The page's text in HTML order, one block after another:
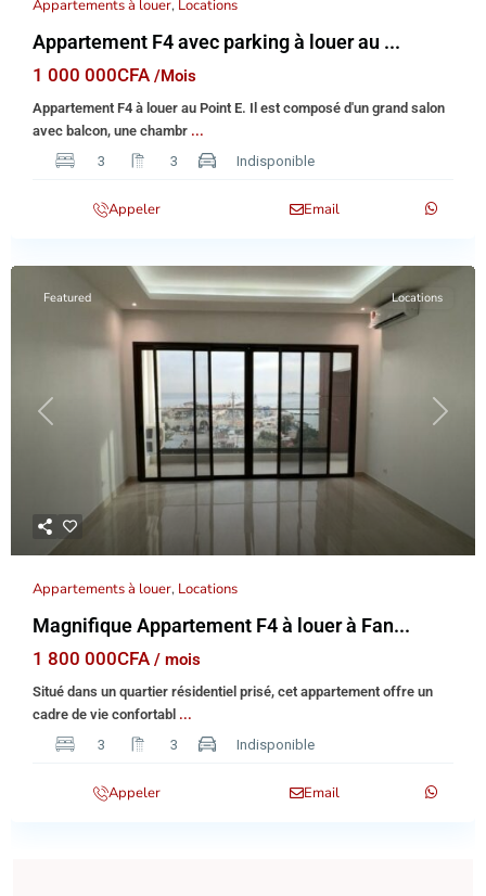
Appartements à louer, Locations
Appartement F4 avec parking à louer au ...
1 000 000CFA /Mois
Appartement F4 à louer au Point E. Il est composé d'un grand salon
avec balcon, une chambr ...
3
3 Indisponible
Appeler Email
Previous Next
Featured Locations
Appartements à louer, Locations
Magnifique Appartement F4 à louer à Fan...
1 800 000CFA / mois
Situé dans un quartier résidentiel prisé, cet appartement offre un
cadre de vie confortabl ...
3
3 Indisponible
Appeler Email